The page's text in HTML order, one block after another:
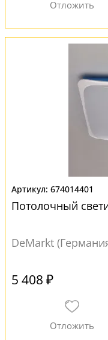
674014401
Потолочный
DeMarkt
5 408 ₽